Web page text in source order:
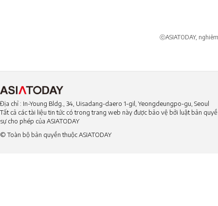
ⓒASIATODAY,
Địa chỉ : In-Young Bldg., 34, Uisadang-daero 1-gil, Yeongdeungpo-gu, Seoul
Tất cả các tài liệu tin tức có trong trang web này được bảo vệ bởi luật bản
sự cho phép của ASIATODAY
© Toàn bộ bản quyền thuộc ASIATODAY